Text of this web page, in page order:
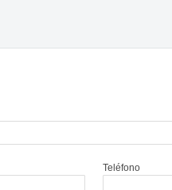
Teléfono